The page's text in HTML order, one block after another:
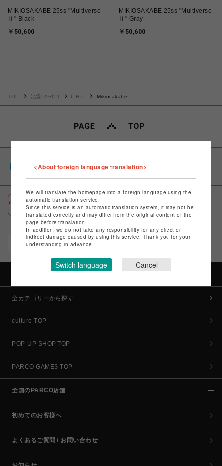
MIKIOSAKABE 25ss "Multiverse
Ⅱ" Black
￥50,600
MIKIOSAKABE 25ss "Multiverse
Ⅱ" Gray
￥50,600
TOP 池袋PARCO L.H.P Mikiosakabe
全国のPARCOやONLINE PARCOで貯まる＆使える
ポケパル払い
初回登録＆お買物で最大1,500円分のPARCOポイント進呈
POCKET PARCO（公式アプリ）
コイン＆クーポンでPARCOでのお買い物がオトクに
全カテゴリーから探す
culture TOP
POP-UP SHOP TOP
PARCO GAMES TOP
全国のPARCO店舗
初めてのお客様へ
よくあるご質問 / お問い合わせ
<About foreign language translation>
We will translate the homepage into a foreign language using the
automatic translation service.
Since this service is an automatic translation system, it may not be
translated correctly and may differ from the original content of the
page before translation.
In addition, we do not take any responsibility for any direct or
indirect damage caused by using this service. Thank you for your
understanding in advance.
Switch language Cancel